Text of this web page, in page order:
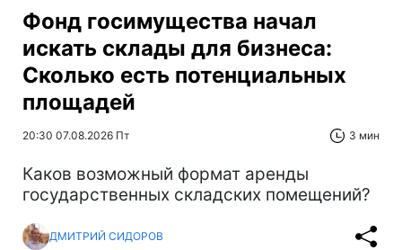
Фонд госимущества начал
искать склады для бизнеса:
Сколько есть потенциальных
площадей
20:30 07.08.2026 Пт 3 мин
Каков возможный формат аренды
государственных складских помещений?
ДМИТРИЙ СИДОРОВ